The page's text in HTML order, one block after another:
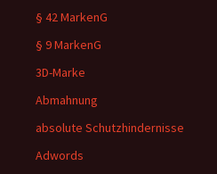
§ 42 MarkenG
§ 9 MarkenG
3D-Marke
Abmahnung
absolute Schutzhindernisse
Adwords